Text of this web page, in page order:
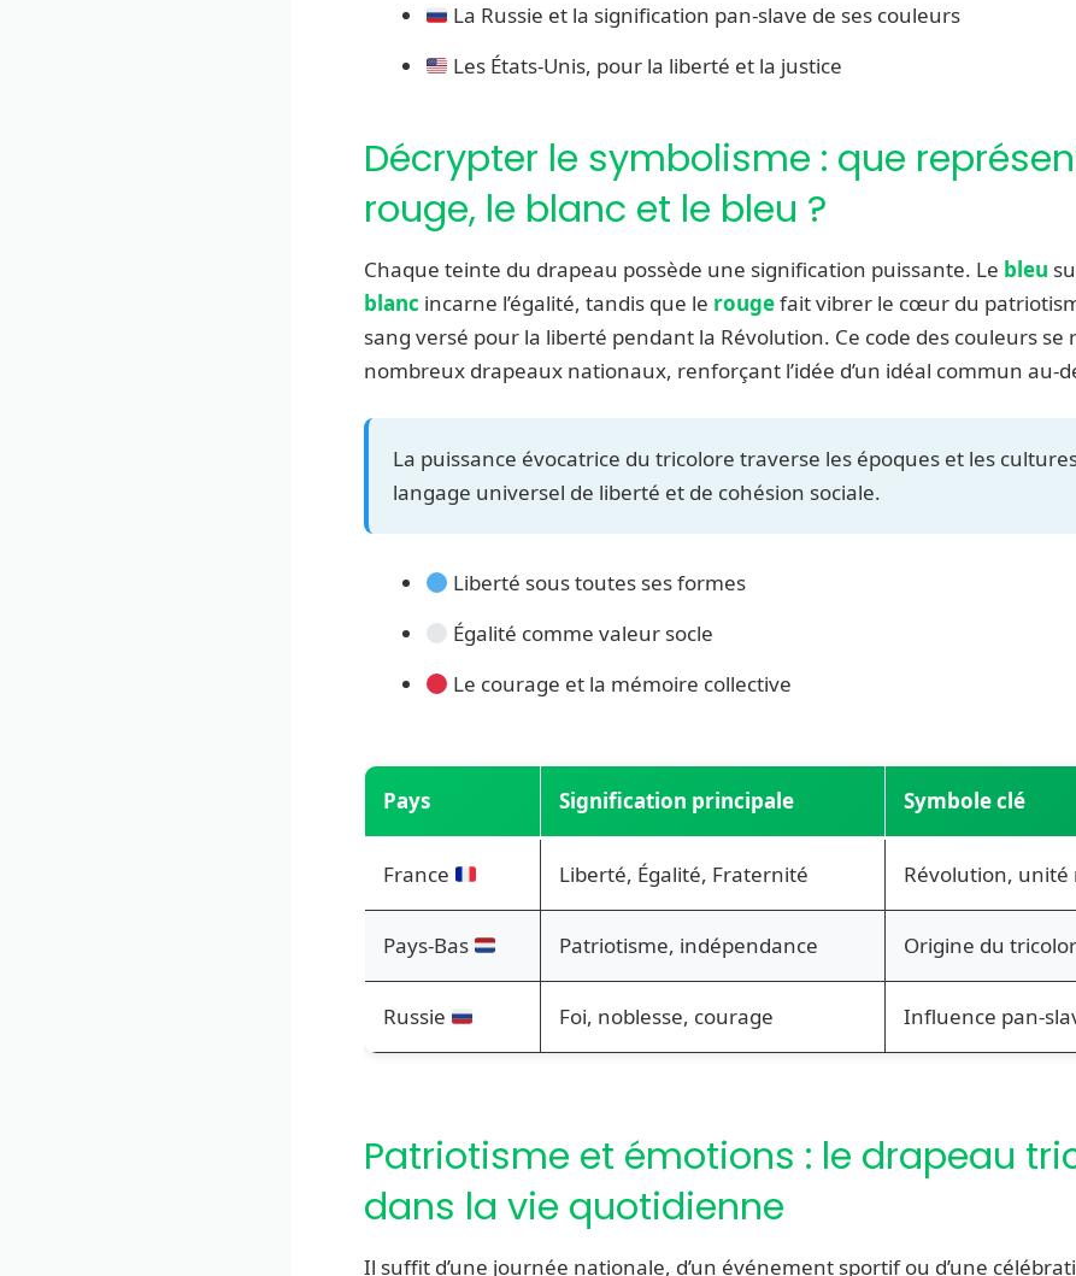
La Russie et la signification pan-slave de ses couleurs
Les États-Unis, pour la liberté et la justice
Décrypter le symbolisme : que
rouge, le blanc et le bleu ?
Chaque teinte du drapeau possède une signification puissante. Le bleu
blanc incarne l’égalité, tandis que le rougefait vibrer le cœur du
sang versé pour la liberté pendant la Révolution. Ce code des couleurs se
nombreux drapeaux nationaux, renforçant l’idée d’un idéal commun au-
La puissance évocatrice du tricolore traverse les époques et les cultures
langage universel de liberté et de cohésion sociale.
Liberté sous toutes ses formes
Égalité comme valeur socle
Le courage et la mémoire collective
Pays Signification principale Symbole clé
France Liberté, Égalité, Fraternité Révolution, unité
Pays-Bas Patriotisme, indépendance Origine du
Russie Foi, noblesse, courage Influence pan-
Patriotisme et émotions : le drapeau
dans la vie quotidienne
Il suffit d’une journée nationale, d’un événement sportif ou d’une